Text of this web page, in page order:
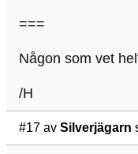
===
Någon som vet
/H
#17 av Silverjägarn